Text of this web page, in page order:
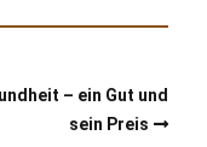
– ein Gut und
sein Preis